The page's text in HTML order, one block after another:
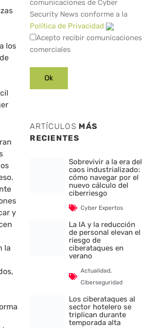
los
y
la
comunicaciones de Cyber
Security News conforme a la
Política de Privacidad
Acepto recibir comunicaciones
comerciales
ARTÍCULOS MÁS
RECIENTES
Sobrevivir a la era del
caos industrializado:
cómo navegar por el
nuevo cálculo del
ciberriesgo
Cyber Expertos
La IA y la reducción
de personal elevan el
riesgo de
ciberataques en
verano
Actualidad,
Ciberseguridad
Los ciberataques al
sector hotelero se
triplican durante
temporada alta